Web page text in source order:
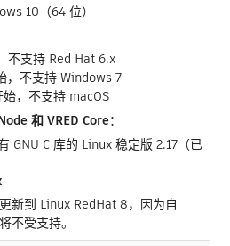
10（64 位）
不支持 Red Hat 6.x
，不支持 Windows 7
，不支持 macOS
和 VRED Core：
GNU C 库的 Linux 稳定版 2.17（已
新到 Linux RedHat 8，因为自
不受支持。